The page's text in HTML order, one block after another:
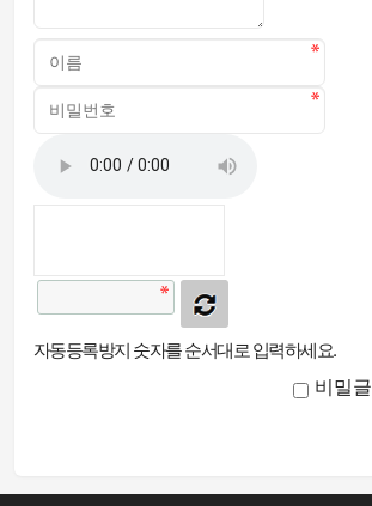
자동등록방지 숫자를 순서대로 입력하세요.
비밀글